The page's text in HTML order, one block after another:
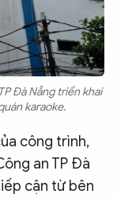
Đà Nẵng triển khai
karaoke.
công trình,
an TP Đà
cận từ bên